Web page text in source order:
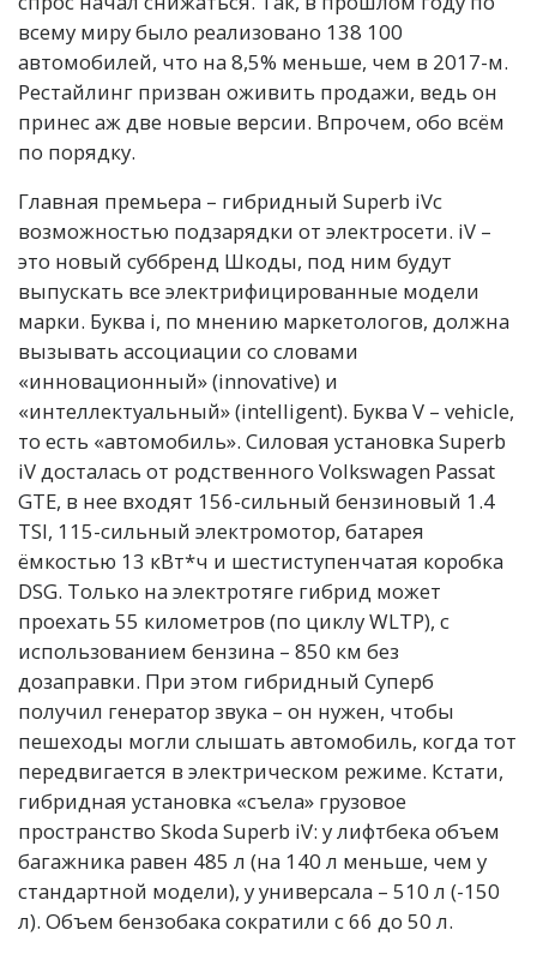
всему миру было реализовано 138 100
автомобилей, что на 8,5% меньше, чем в 2017-м.
Рестайлинг призван оживить продажи, ведь он
принес аж две новые версии. Впрочем, обо всём
по порядку.
Главная премьера – гибридный Superb iVс
возможностью подзарядки от электросети. iV –
это новый суббренд Шкоды, под ним будут
выпускать все электрифицированные модели
марки. Буква i, по мнению маркетологов, должна
вызывать ассоциации со словами
«инновационный» (innovative) и
«интеллектуальный» (intelligent). Буква V – vehicle,
то есть «автомобиль». Силовая установка Superb
iV досталась от родственного Volkswagen Passat
GTE, в нее входят 156-сильный бензиновый 1.4
TSI, 115-сильный электромотор, батарея
ёмкостью 13 кВт*ч и шестиступенчатая коробка
DSG. Только на электротяге гибрид может
проехать 55 километров (по циклу WLTP), с
использованием бензина – 850 км без
дозаправки. При этом гибридный Суперб
получил генератор звука – он нужен, чтобы
пешеходы могли слышать автомобиль, когда тот
передвигается в электрическом режиме. Кстати,
гибридная установка «съела» грузовое
пространство Skoda Superb iV: у лифтбека объем
багажника равен 485 л (на 140 л меньше, чем у
стандартной модели), у универсала – 510 л (-150
л). Объем бензобака сократили с 66 до 50 л.